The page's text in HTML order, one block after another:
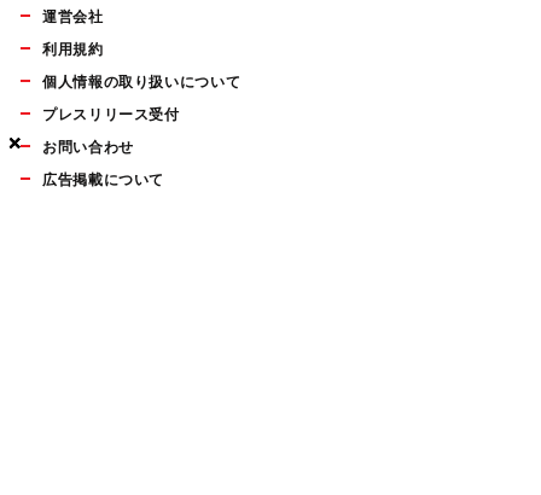
×
×
×
運営会社
利用規約
個人情報の取り扱いについて
プレスリリース受付
お問い合わせ
広告掲載について